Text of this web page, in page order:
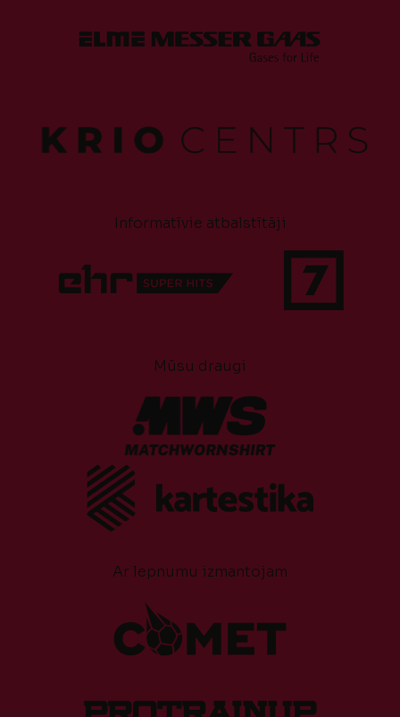
Informatīvie atbalstītāji
Mūsu draugi
Ar lepnumu izmantojam